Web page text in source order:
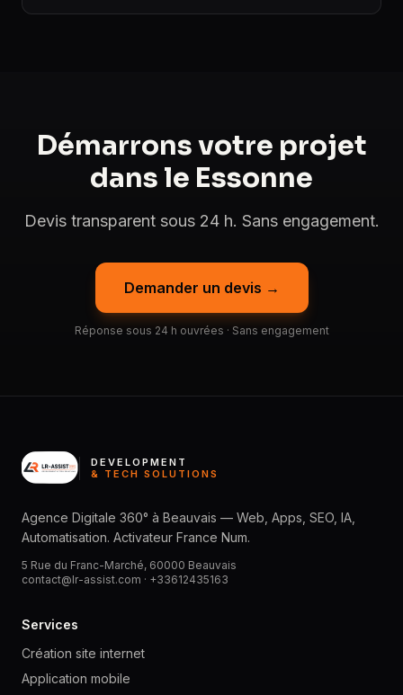
Démarrons votre projet
dans le Essonne
Devis transparent sous 24 h. Sans engagement.
Demander un devis →
Réponse sous 24 h ouvrées · Sans engagement
DEVELOPMENT
& TECH SOLUTIONS
Agence Digitale 360° à Beauvais — Web, Apps, SEO, IA,
Automatisation. Activateur France Num.
5 Rue du Franc-Marché, 60000 Beauvais
contact@lr-assist.com · +33612435163
Services
Création site internet
Application mobile